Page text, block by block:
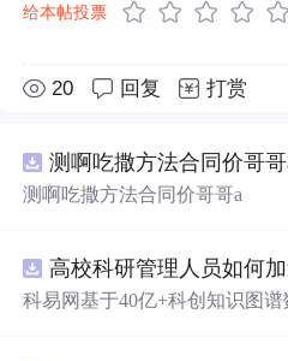
给本帖投票
20 回复 打赏
测啊吃撒方法合同价哥哥
测啊吃撒方法合同价哥哥a
科易网基于40亿+科创知识图